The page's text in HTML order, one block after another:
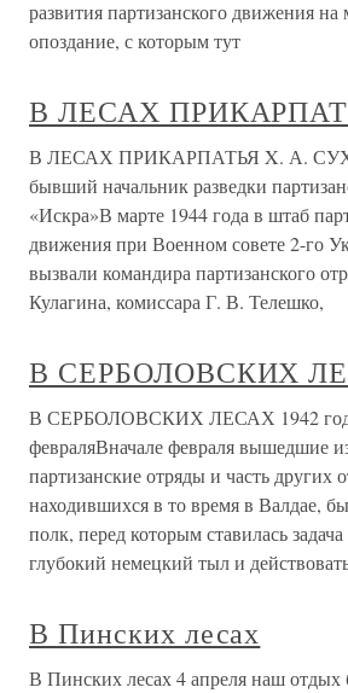
развития партизанского движения на
опоздание, с которым тут
В ЛЕСАХ
В ЛЕСАХ ПРИКАРПАТЬЯ X. А.
бывший начальник разведки
«Искра»В марте 1944 года в штаб
движения при Военном сове­те 2-го
вызвали командира партизанского
Кулагина, комиссара Г. В. Телешко,
В СЕРБОЛОВСКИХ
В СЕРБОЛОВСКИХ ЛЕСАХ 1942
февраляВначале февраля вышедшие
партизанские отряды и часть других
находившихся в то время в Валдае,
полк, перед которым ставилась
глубокий немецкий тыл и
В Пинских лесах
В Пинских лесах 4 апреля наш